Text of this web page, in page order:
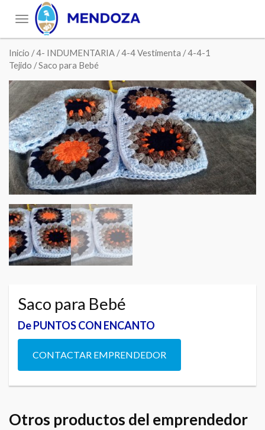
Toggle
navigation
Inicio /4- INDUMENTARIA /4-4 Vestimenta /4-4-1
Tejido / Saco para Bebé
Saco para Bebé
De PUNTOS CON ENCANTO
CONTACTAR EMPRENDEDOR
Otros productos del emprendedor